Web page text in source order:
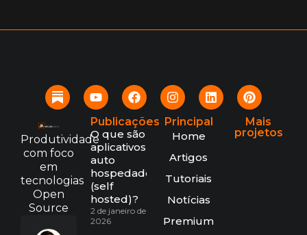
Produtividade
com foco
em
tecnologias
Open
Source
Publicações
O que são
aplicativos
auto
hospedados
(self
hosted)?
2 de janeiro de
2026
Principal
Home
Artigos
Tutoriais
Notícias
Premium
Mais
projetos